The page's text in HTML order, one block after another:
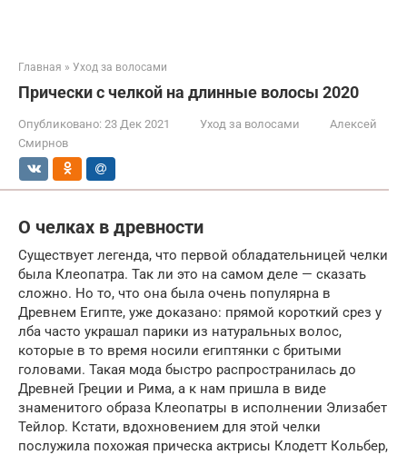
Главная » Уход за волосами
Прически с челкой на длинные волосы 2020
Опубликовано: 23 Дек 2021 Уход за волосами
Алексей
Смирнов
О челках в древности
Существует легенда, что первой обладательницей челки
была Клеопатра. Так ли это на самом деле — сказать
сложно. Но то, что она была очень популярна в
Древнем Египте, уже доказано: прямой короткий срез у
лба часто украшал парики из натуральных волос,
которые в то время носили египтянки с бритыми
головами. Такая мода быстро распространилась до
Древней Греции и Рима, а к нам пришла в виде
знаменитого образа Клеопатры в исполнении Элизабет
Тейлор. Кстати, вдохновением для этой челки
послужила похожая прическа актрисы Клодетт Кольбер,